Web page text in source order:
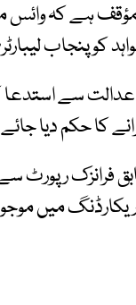
ہے کہ وائس
کو پنجاب
سے استدعا
کا حکم دیا
فرانزک رپورٹ
میں